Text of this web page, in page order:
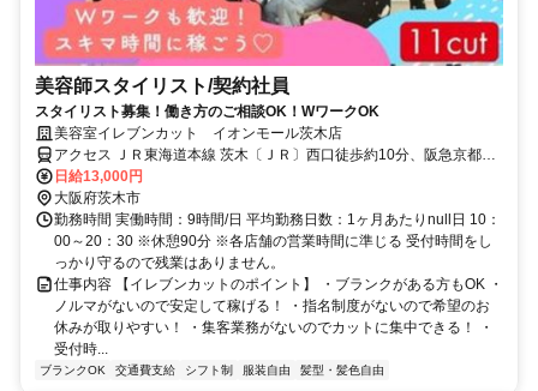
美容師スタイリスト/契約社員
スタイリスト募集！働き方のご相談OK！WワークOK
美容室イレブンカット イオンモール茨木店
アクセス ＪＲ東海道本線 茨木〔ＪＲ〕西口徒歩約10分、阪急京都本
線 茨木市〔阪急線〕西口(南)徒歩約26分、ＪＲ東海道本線 ＪＲ総持
寺徒歩約39分
日給13,000円
大阪府茨木市
勤務時間 実働時間：9時間/日 平均勤務日数：1ヶ月あたりnull日 10：
00～20：30 ※休憩90分 ※各店舗の営業時間に準じる 受付時間をし
っかり守るので残業はありません。
仕事内容 【イレブンカットのポイント】 ・ブランクがある方もOK ・
ノルマがないので安定して稼げる！ ・指名制度がないので希望のお
休みが取りやすい！ ・集客業務がないのでカットに集中できる！ ・
受付時...
ブランクOK 交通費支給 シフト制 服装自由 髪型・髪色自由